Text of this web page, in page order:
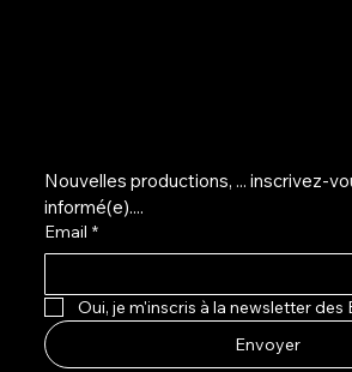
Nouvelles productions, ... inscrivez-
informé(e)....
Email *
Oui, je m'inscris à la newsletter
Envoyer